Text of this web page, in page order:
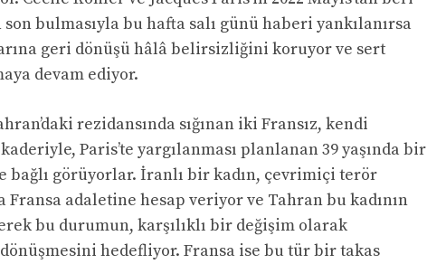
bulmasıyla bu hafta salı günü haberi yankılanırsa
geri dönüşü hâlâ belirsizliğini koruyor ve sert
devam ediyor.
rezidansında sığınan iki Fransız, kendi
Paris’te yargılanması planlanan 39 yaşında bir
bağlı görüyorlar. İranlı bir kadın, çevrimiçi terör
Fransa adaletine hesap veriyor ve Tahran bu kadının
bu durumun, karşılıklı bir değişim olarak
hedefliyor. Fransa ise bu tür bir takas